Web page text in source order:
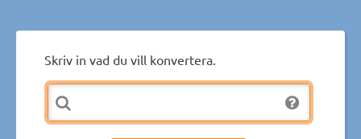
Skriv in vad du vill konvertera.